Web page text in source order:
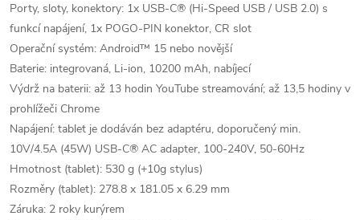
Porty, sloty, konektory: 1x USB-C® (Hi-Speed USB / USB 2.0) s
funkcí napájení, 1x POGO-PIN konektor, CR slot
Operační systém: Android™ 15 nebo novější
Baterie: integrovaná, Li-ion, 10200 mAh, nabíjecí
Výdrž na baterii: až 13 hodin YouTube streamování; až 13,5 hodiny v
prohlížeči Chrome
Napájení: tablet je dodáván bez adaptéru, doporučený min.
10V/4.5A (45W) USB-C® AC adapter, 100-240V, 50-60Hz
Hmotnost (tablet): 530 g (+10g stylus)
Rozměry (tablet): 278.8 x 181.05 x 6.29 mm
Záruka: 2 roky kurýrem